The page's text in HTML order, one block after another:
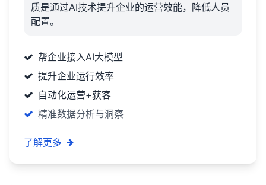
质是通过AI技术提升企业的运营效能，降低人员
配置。
帮企业接入AI大模型
提升企业运行效率
自动化运营+获客
精准数据分析与洞察
了解更多